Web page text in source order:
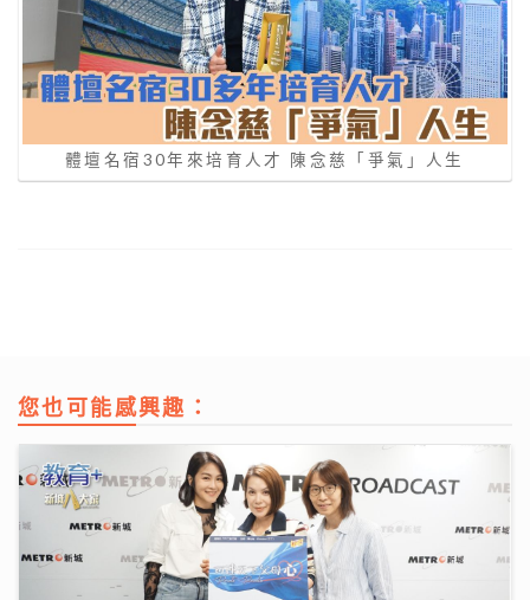
體壇名宿30年來培育人才 陳念慈「爭氣」人生
您也可能感興趣：